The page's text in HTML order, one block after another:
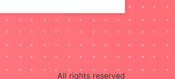
All rights reserved